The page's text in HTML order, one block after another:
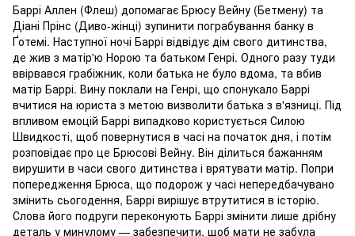
Баррі Аллен (Флеш) допомагає Брюсу Вейну (Бетмену) та
Діані Прінс (Диво-жінці) зупинити пограбування банку в
Ґотемі. Наступної ночі Баррі відвідує дім свого дитинства,
де жив з матір'ю Норою та батьком Генрі. Одного разу туди
ввірвався грабіжник, коли батька не було вдома, та вбив
матір Баррі. Вину поклали на Генрі, що спонукало Баррі
вчитися на юриста з метою визволити батька з в'язниці. Під
впливом емоцій Баррі випадково користується Силою
Швидкості, щоб повернутися в часі на початок дня, і потім
розповідає про це Брюсові Вейну. Він ділиться бажанням
вирушити в часи свого дитинства і врятувати матір. Попри
попередження Брюса, що подорож у часі непередбачувано
змінить сьогодення, Баррі вирішує втрутитися в історію.
Слова його подруги переконують Баррі змінити лише дрібну
деталь у минулому — забезпечити, щоб мати не забула